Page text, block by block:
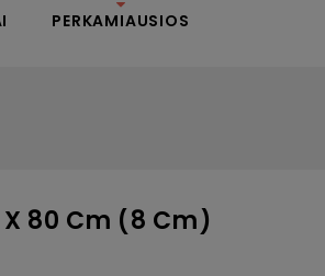
PERKAMIAUSIOS
80 Cm (8 Cm)